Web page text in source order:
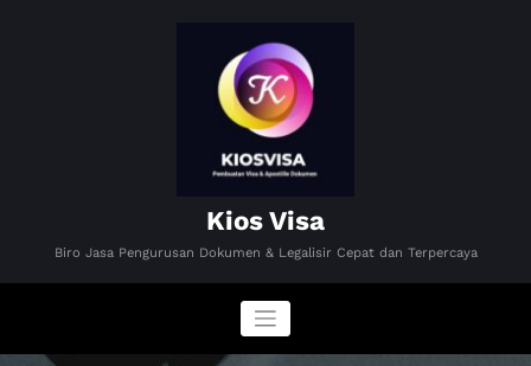
Kios Visa
Biro Jasa Pengurusan Dokumen & Legalisir Cepat dan Terpercaya